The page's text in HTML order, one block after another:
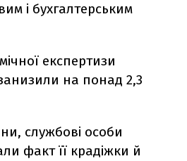
і бухгалтерським
експертизи
на понад 2,3
службові особи
факт її крадіжки й